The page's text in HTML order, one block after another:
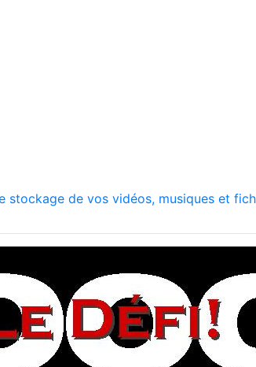
stockage de vos vidéos, musiques et